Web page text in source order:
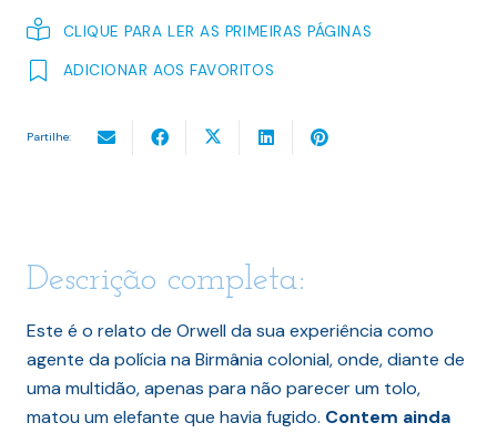
CLIQUE PARA LER AS PRIMEIRAS PÁGINAS
ADICIONAR AOS FAVORITOS
Partilhe:
Descrição completa:
Este é o relato de Orwell da sua experiência como
agente da polícia na Birmânia colonial, onde, diante de
uma multidão, apenas para não parecer um tolo,
matou um elefante que havia fugido. Contem ainda